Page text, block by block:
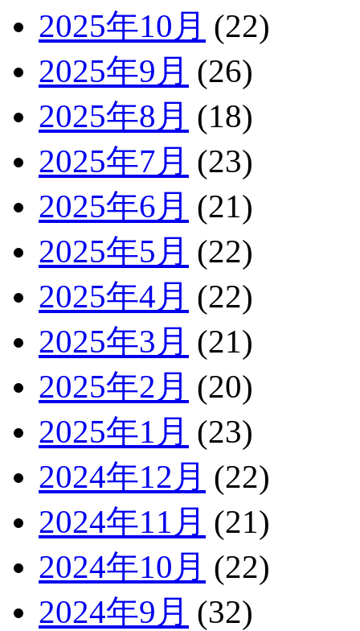
2025年10月 (22)
2025年9月 (26)
2025年8月 (18)
2025年7月 (23)
2025年6月 (21)
2025年5月 (22)
2025年4月 (22)
2025年3月 (21)
2025年2月 (20)
2025年1月 (23)
2024年12月 (22)
2024年11月 (21)
2024年10月 (22)
2024年9月 (32)